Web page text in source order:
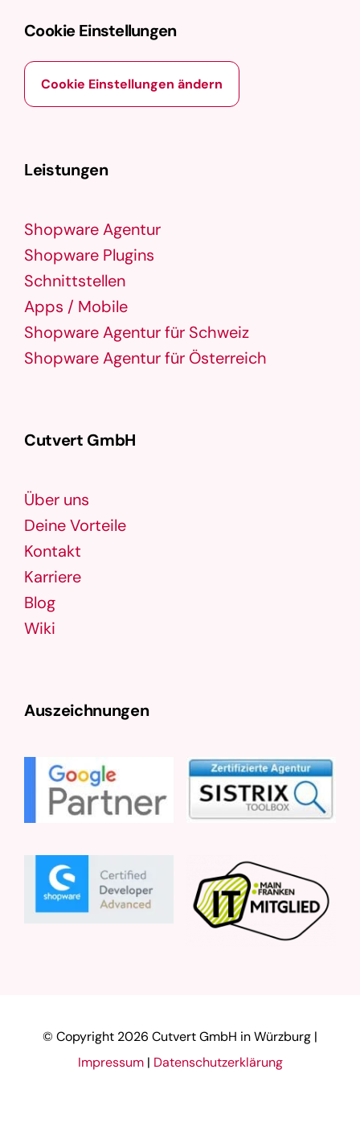
Cookie Einstellungen
Cookie Einstellungen ändern
Leistungen
Shopware Agentur
Shopware Plugins
Schnittstellen
Apps / Mobile
Shopware Agentur für Schweiz
Shopware Agentur für Österreich
Cutvert GmbH
Über uns
Deine Vorteile
Kontakt
Karriere
Blog
Wiki
Auszeichnungen
© Copyright 2026 Cutvert GmbH in Würzburg |
Impressum| Datenschutzerklärung